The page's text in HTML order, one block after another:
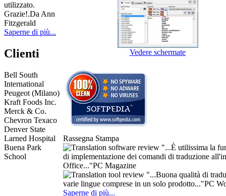
utilizzato.
Grazie!.Da Ann
Fitzgerald
Saperne di più...
Clienti
Bell South
International
Peugeot (Milano)
Kraft Foods Inc.
Merck & Co.
Chevron Texaco
Denver State
Larned Hospital
Buena Park
School
Vedere schermate
Rassegna Stampa
"...È utilissima la
di implementazione dei comandi di traduzione
Office..."PC Magazine
"...Buona qualità di
varie lingue comprese in un solo prodotto..."PC
Saperne di più...